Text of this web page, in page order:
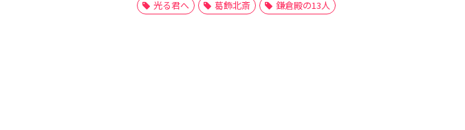
光る君へ 葛飾北斎 鎌倉殿の13人